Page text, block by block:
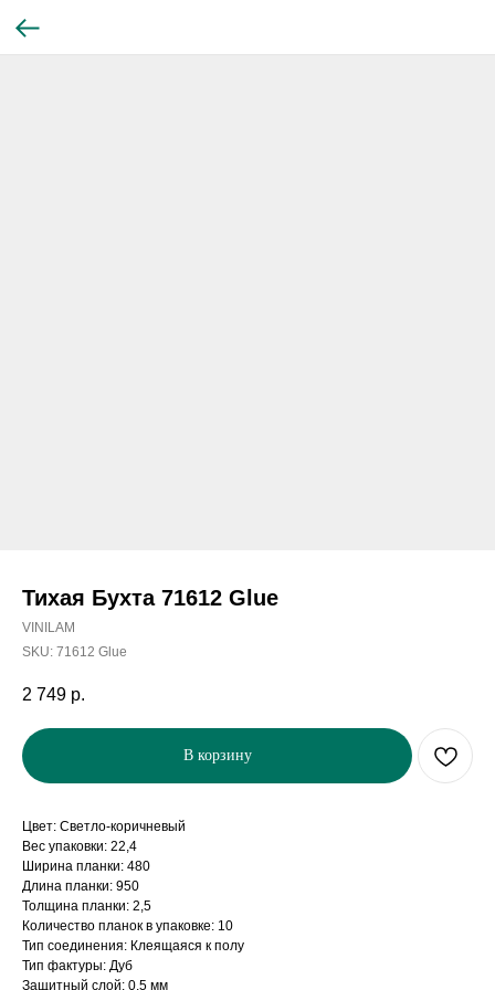
Тихая Бухта 71612 Glue
VINILAM
SKU: 71612 Glue
2 749 р.
В корзину
Цвет: Светло-коричневый
Вес упаковки: 22,4
Ширина планки: 480
Длина планки: 950
Толщина планки: 2,5
Количество планок в упаковке: 10
Тип соединения: Клеящаяся к полу
Тип фактуры: Дуб
Защитный слой: 0,5 мм